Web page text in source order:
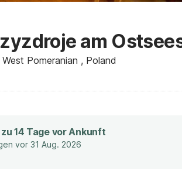
am
Pomeranian , Poland
14 Tage vor Ankunft
vor 31 Aug. 2026